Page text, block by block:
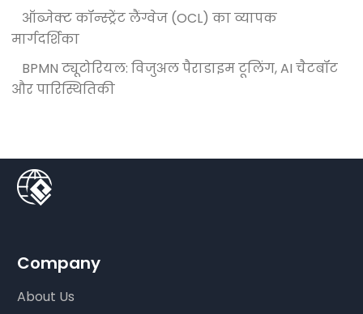
ऑब्जेक्ट कॉन्स्ट्रेंट लैंग्वेज (OCL) का व्यापक
मार्गदर्शिका
BPMN ट्यूटोरियल: विजुअल पैराडाइम टूलिंग, AI चैटबॉट
और पारिस्थितिकी
Company
About Us